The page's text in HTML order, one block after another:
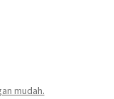
mudah.